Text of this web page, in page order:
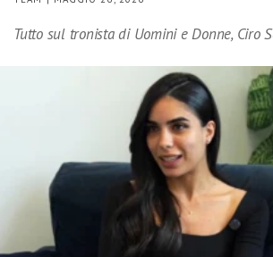
Tutto sul tronista di Uomini e Donne, Ciro